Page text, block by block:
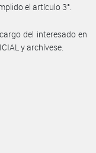
el artículo 3°.
del interesado en
y archívese.